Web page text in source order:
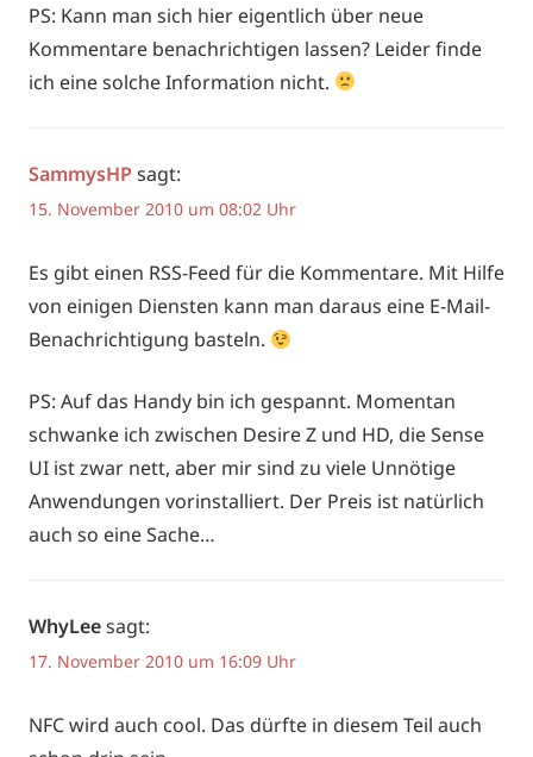
PS: Kann man sich hier eigentlich über neue
Kommentare benachrichtigen lassen? Leider finde
ich eine solche Information nicht.
SammysHP sagt:
15. November 2010 um 08:02 Uhr
Es gibt einen RSS-Feed für die Kommentare. Mit Hilfe
von einigen Diensten kann man daraus eine E-Mail-
Benachrichtigung basteln.
PS: Auf das Handy bin ich gespannt. Momentan
schwanke ich zwischen Desire Z und HD, die Sense
UI ist zwar nett, aber mir sind zu viele Unnötige
Anwendungen vorinstalliert. Der Preis ist natürlich
auch so eine Sache…
WhyLeesagt:
17. November 2010 um 16:09 Uhr
NFC wird auch cool. Das dürfte in diesem Teil auch